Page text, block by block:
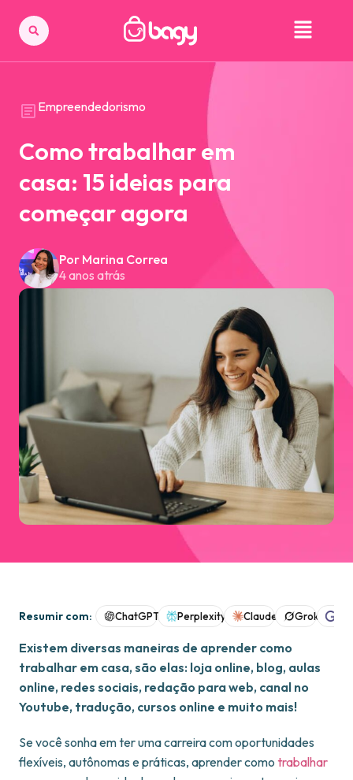
Empreendedorismo
Como trabalhar em
casa: 15 ideias para
começar agora
Por Marina Correa
4 anos atrás
Resumir com: ChatGPT Perplexity Claude Grok
Existem diversas maneiras de aprender como
trabalhar em casa, são elas: loja online, blog, aulas
online, redes sociais, redação para web, canal no
Youtube, tradução, cursos online e muito mais!
Se você sonha em ter uma carreira com oportunidades
flexíveis, autônomas e práticas, aprender como trabalhar